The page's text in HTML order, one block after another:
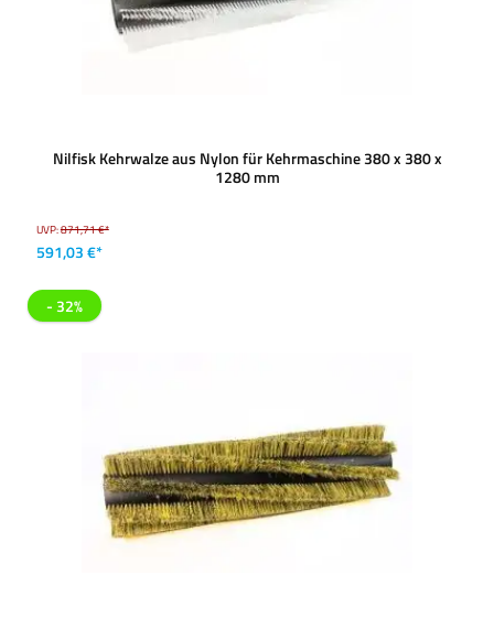
Nilfisk Kehrwalze aus Nylon für Kehrmaschine 380 x 380 x
1280 mm
UVP:871,71 €*
591,03 €*
- 32%